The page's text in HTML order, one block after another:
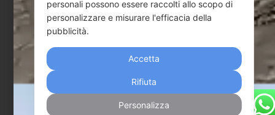
personali possono essere raccolti allo scopo di
personalizzare e misurare l'efficacia della
pubblicità.
Accetta
Rifiuta
Personalizza